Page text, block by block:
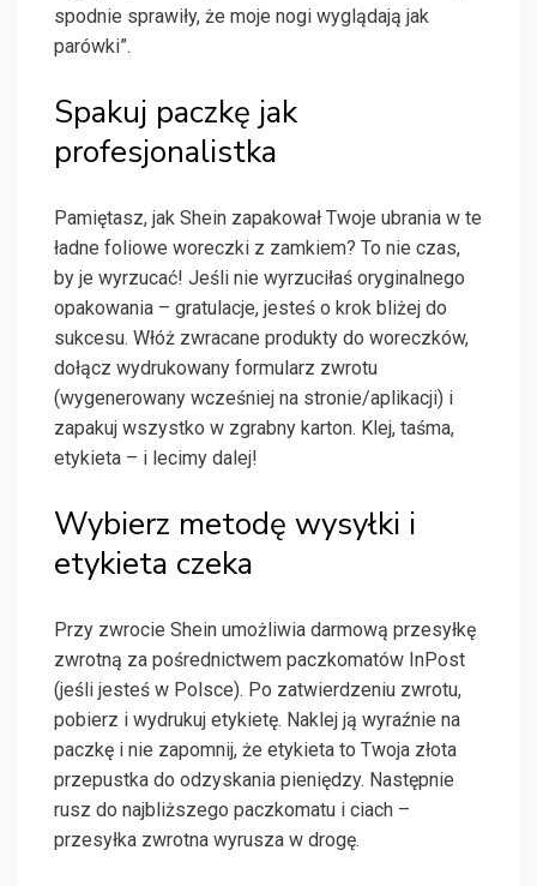
spodnie sprawiły, że moje nogi wyglądają jak
parówki”.
Spakuj paczkę jak
profesjonalistka
Pamiętasz, jak Shein zapakował Twoje ubrania w te
ładne foliowe woreczki z zamkiem? To nie czas,
by je wyrzucać! Jeśli nie wyrzuciłaś oryginalnego
opakowania – gratulacje, jesteś o krok bliżej do
sukcesu. Włóż zwracane produkty do woreczków,
dołącz wydrukowany formularz zwrotu
(wygenerowany wcześniej na stronie/aplikacji) i
zapakuj wszystko w zgrabny karton. Klej, taśma,
etykieta – i lecimy dalej!
Wybierz metodę wysyłki i
etykieta czeka
Przy zwrocie Shein umożliwia darmową przesyłkę
zwrotną za pośrednictwem paczkomatów InPost
(jeśli jesteś w Polsce). Po zatwierdzeniu zwrotu,
pobierz i wydrukuj etykietę. Naklej ją wyraźnie na
paczkę i nie zapomnij, że etykieta to Twoja złota
przepustka do odzyskania pieniędzy. Następnie
rusz do najbliższego paczkomatu i ciach –
przesyłka zwrotna wyrusza w drogę.